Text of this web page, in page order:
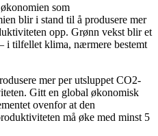
som
blir i stand til å produsere mer
opp. Grønn vekst blir et
i tilfellet klima, nærmere bestemt
mer per utsluppet CO2-
Gitt en global økonomisk
ovenfor at den
må øke med minst 5